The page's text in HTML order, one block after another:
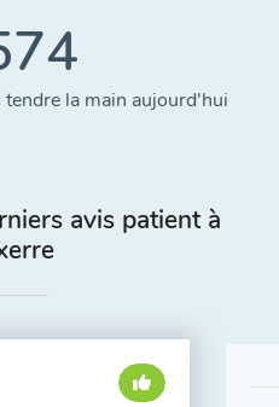
la main aujourd'hui
avis patient à